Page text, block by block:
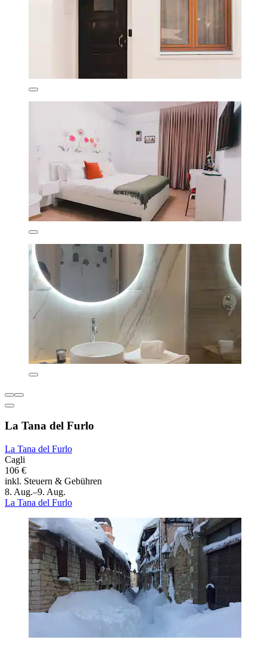
La Tana del Furlo
La Tana del Furlo
Cagli
106 €
inkl. Steuern & Gebühren
8. Aug.–9. Aug.
La Tana del Furlo